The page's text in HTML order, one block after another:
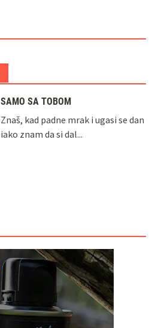
SAMO SA TOBOM
Znaš, kad padne mrak i ugasi se dan
iako znam da si dal...